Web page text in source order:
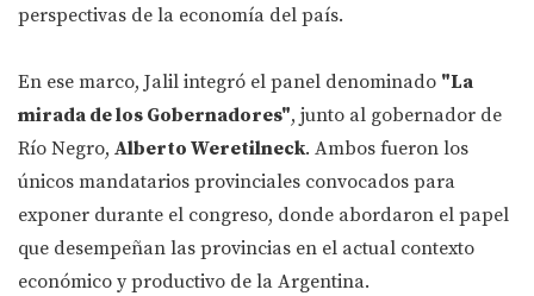
perspectivas de la economía del país.
En ese marco, Jalil integró el panel denominado "La
mirada de los Gobernadores", junto al gobernador de
Río Negro, Alberto Weretilneck. Ambos fueron los
únicos mandatarios provinciales convocados para
exponer durante el congreso, donde abordaron el papel
que desempeñan las provincias en el actual contexto
económico y productivo de la Argentina.